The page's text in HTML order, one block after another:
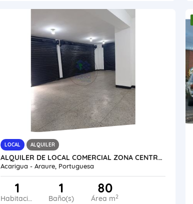
LOCAL ALQUILER
ALQUILER DE LOCAL COMERCIAL ZONA CENTRO AV 34 VE24-039ZC-OMED-GGUE
Acarigua - Araure, Portuguesa
1
Habitaciones
1
Baño(s)
80
Área m2